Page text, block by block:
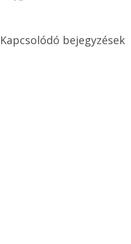
Kapcsolódó bejegyzések